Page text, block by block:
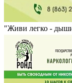
"Живи легко -